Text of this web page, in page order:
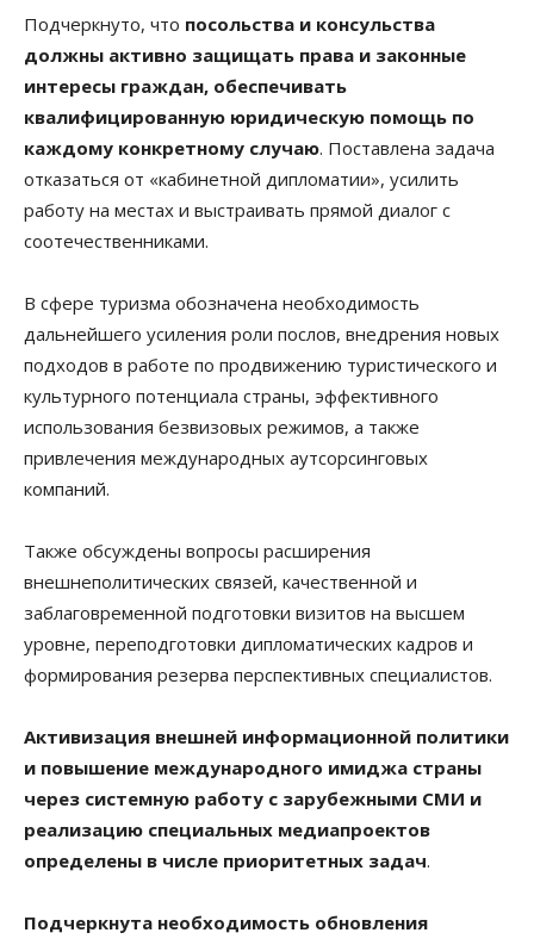
Подчеркнуто, что посольства и консульства
должны активно защищать права и законные
интересы граждан, обеспечивать
квалифицированную юридическую помощь по
каждому конкретному случаю. Поставлена задача
отказаться от «кабинетной дипломатии», усилить
работу на местах и выстраивать прямой диалог с
соотечественниками.
В сфере туризма обозначена необходимость
дальнейшего усиления роли послов, внедрения новых
подходов в работе по продвижению туристического и
культурного потенциала страны, эффективного
использования безвизовых режимов, а также
привлечения международных аутсорсинговых
компаний.
Также обсуждены вопросы расширения
внешнеполитических связей, качественной и
заблаговременной подготовки визитов на высшем
уровне, переподготовки дипломатических кадров и
формирования резерва перспективных специалистов.
Активизация внешней информационной политики
и повышение международного имиджа страны
через системную работу с зарубежными СМИ и
реализацию специальных медиапроектов
определены в числе приоритетных задач.
Подчеркнута необходимость обновления